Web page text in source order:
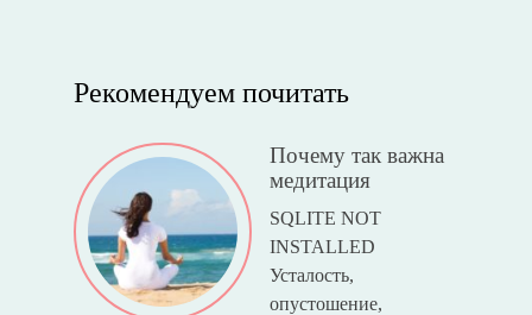
Рекомендуем почитать
Почему так важна
медитация
SQLITE NOT
INSTALLED
Усталость,
опустошение,